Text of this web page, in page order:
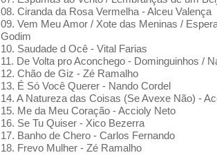
08. Ciranda da Rosa Vermelha - Alceu Valença
09. Vem Meu Amor / Xote das Meninas /
Godim
10. Saudade d Ocê - Vital Farias
11. De Volta pro Aconchego - Dominguinhos /
12. Chão de Giz - Zé Ramalho
13. É Só Você Querer - Nando Cordel
14. A Natureza das Coisas (Se Avexe Não) -
15. Me da Meu Coração - Accioly Neto
16. Se Tu Quiser - Xico Bezerra
17. Banho de Chero - Carlos Fernando
18. Frevo Mulher - Zé Ramalho